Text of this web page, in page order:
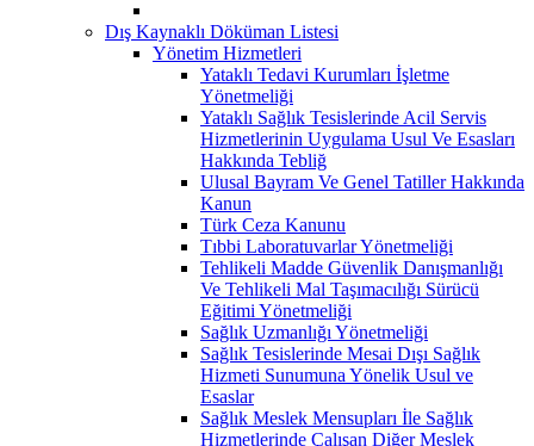
Dış Kaynaklı Döküman Listesi
Yönetim Hizmetleri
Yataklı Tedavi Kurumları İşletme
Yönetmeliği
Yataklı Sağlık Tesislerinde Acil Servis
Hizmetlerinin Uygulama Usul Ve Esasları
Hakkında Tebliğ
Ulusal Bayram Ve Genel Tatiller Hakkında
Kanun
Türk Ceza Kanunu
Tıbbi Laboratuvarlar Yönetmeliği
Tehlikeli Madde Güvenlik Danışmanlığı
Ve Tehlikeli Mal Taşımacılığı Sürücü
Eğitimi Yönetmeliği
Sağlık Uzmanlığı Yönetmeliği
Sağlık Tesislerinde Mesai Dışı Sağlık
Hizmeti Sunumuna Yönelik Usul ve
Esaslar
Sağlık Meslek Mensupları İle Sağlık
Hizmetlerinde Çalışan Diğer Meslek